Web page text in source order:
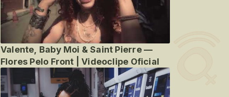
Valente, Baby Moi & Saint Pierre —
Flores Pelo Front | Videoclipe Oficial